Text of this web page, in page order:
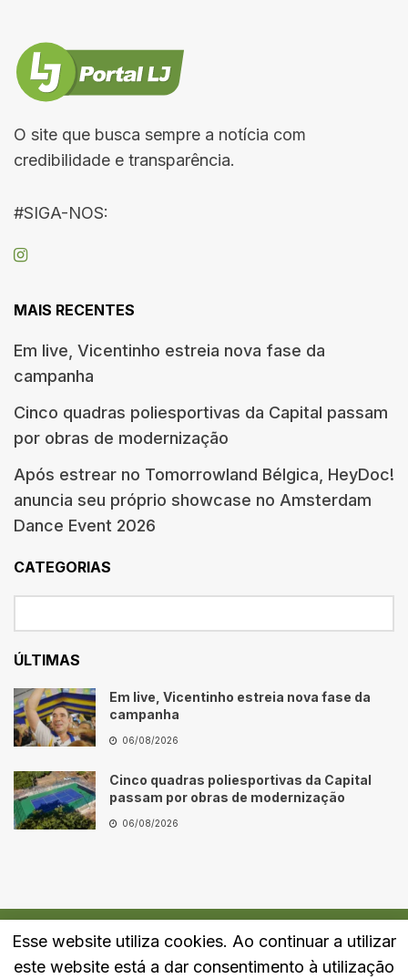
O site que busca sempre a notícia com
credibilidade e transparência.
#SIGA-NOS:
MAIS RECENTES
Em live, Vicentinho estreia nova fase da
campanha
Cinco quadras poliesportivas da Capital passam
por obras de modernização
Após estrear no Tomorrowland Bélgica, HeyDoc!
anuncia seu próprio showcase no Amsterdam
Dance Event 2026
CATEGORIAS
ÚLTIMAS
Em live, Vicentinho estreia nova fase da
campanha
06/08/2026
Cinco quadras poliesportivas da Capital
passam por obras de modernização
06/08/2026
Quem Somos Fale Conosco Política de Privacidade
Esse website utiliza cookies. Ao continuar a utilizar
este website está a dar consentimento à utilização